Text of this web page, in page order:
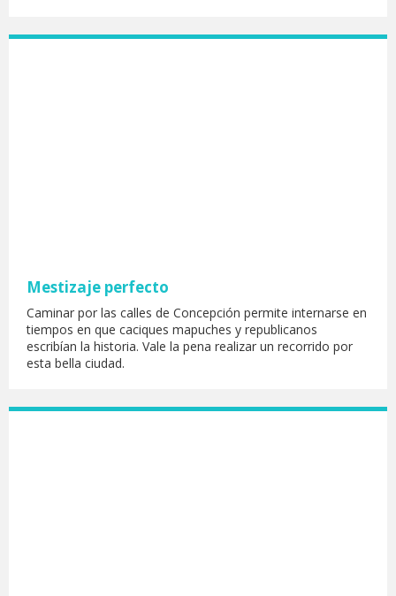
Mestizaje perfecto
Caminar por las calles de Concepción permite internarse en
tiempos en que caciques mapuches y republicanos
escribían la historia. Vale la pena realizar un recorrido por
esta bella ciudad.